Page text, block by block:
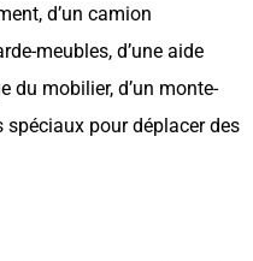
d’un camion
meubles, d’une aide
du mobilier, d’un monte-
spéciaux pour déplacer des